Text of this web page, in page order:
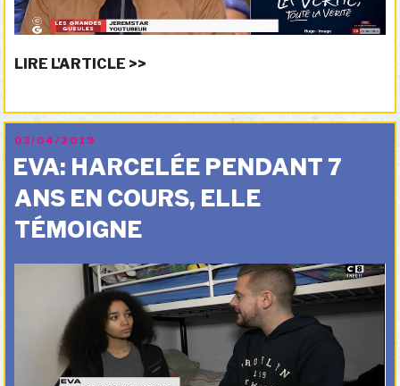
LIRE L'ARTICLE >>
PUBLIÉ
LE
03/04/2019
EVA: HARCELÉE PENDANT 7
ANS EN COURS, ELLE
TÉMOIGNE